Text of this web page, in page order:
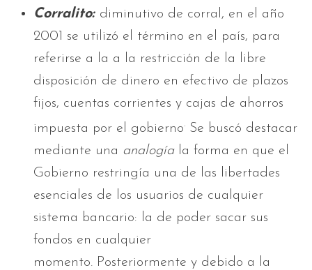
Corralito: diminutivo de corral, en el año
2001 se utilizó el término en el país, para
referirse a la a la restricción de la libre
disposición de dinero en efectivo de plazos
fijos, cuentas corrientes y cajas de ahorros
impuesta por el gobierno. Se buscó destacar
mediante una analogíala forma en que el
Gobierno restringía una de las libertades
esenciales de los usuarios de cualquier
sistema bancario: la de poder sacar sus
fondos en cualquier
momento. Posteriormente y debido a la